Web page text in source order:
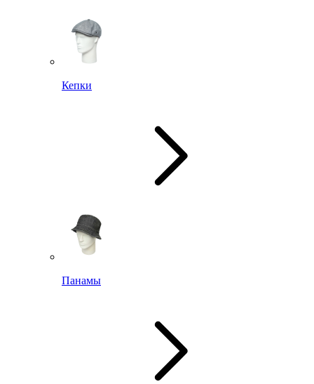
Кепки
Панамы